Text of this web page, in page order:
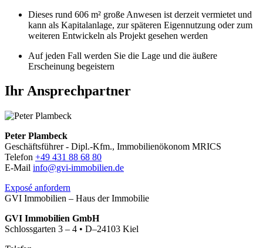
Dieses rund 606 m² große Anwesen ist derzeit vermietet und
kann als Kapitalanlage, zur späteren Eigennutzung oder zum
weiteren Entwickeln als Projekt gesehen werden
Auf jeden Fall werden Sie die Lage und die äußere
Erscheinung begeistern
Ihr Ansprechpartner
Peter Plambeck
Geschäftsführer - Dipl.-Kfm., Immobilienökonom MRICS
Telefon +49 431 88 68 80
E-Mail info@gvi-immobilien.de
Exposé anfordern
GVI Immobilien – Haus der Immobilie
GVI Immobilien GmbH
Schlossgarten 3 – 4 • D–24103 Kiel